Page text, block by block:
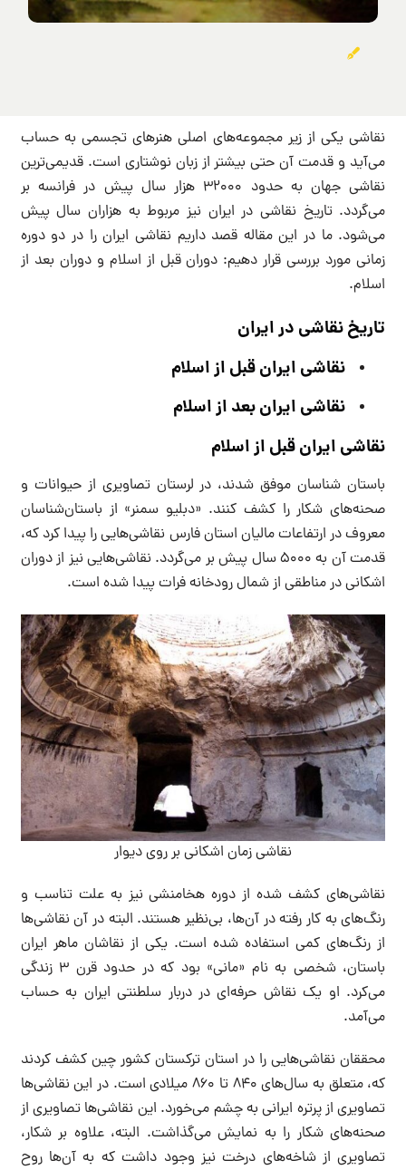
نقاشی یکی از زیر مجموعه‌های اصلی هنرهای تجسمی به حساب
می‌آید و قدمت آن حتی بیشتر از زبان نوشتاری است. قدیمی‌ترین
نقاشی‌ جهان به حدود ۳۲۰۰۰ هزار سال پیش در فرانسه بر
می‌گردد. تاریخ نقاشی در ایران نیز مربوط به هزاران سال پیش
می‌شود. ما در این مقاله قصد داریم نقاشی ایران را در دو دوره
زمانی مورد بررسی قرار دهیم: دوران قبل از اسلام و دوران بعد از
اسلام.
تاریخ نقاشی در ایران
نقاشی ایران قبل از اسلام
نقاشی ایران بعد از اسلام
نقاشی ایران قبل از اسلام
باستان شناسان موفق شدند، در لرستان تصاویری از حیوانات و
صحنه‌های شکار را کشف کنند. «دبلیو سمنر» از باستان‌شناسان
معروف در ارتفاعات مالیان استان فارس نقاشی‌هایی را پیدا کرد که،
قدمت آن به ۵۰۰۰ سال پیش بر می‌گردد. نقاشی‌هایی نیز از دوران
اشکانی در مناطقی از شمال رودخانه فرات پیدا شده است.
نقاشی زمان اشکانی بر روی دیوار
نقاشی‌های کشف شده از دوره هخامنشی نیز به علت تناسب و
رنگ‌های به کار رفته در آن‌ها، بی‌نظیر هستند. البته در آن نقاشی‌ها
از رنگ‌های کمی استفاده شده است. یکی از نقاشان ماهر ایران
باستان، شخصی به نام «مانی» بود که در حدود قرن ۳ زندگی
می‌کرد. او یک نقاش حرفه‌ای در دربار سلطنتی ایران به حساب
می‌آمد.
محققان نقاشی‌هایی را در استان ترکستان کشور چین کشف کردند
که، متعلق به سال‌های ۸۴۰ تا ۸۶۰ میلادی است. در این نقاشی‌ها
تصاویری از پرتره ایرانی به چشم می‌خورد. این نقاشی‌ها تصاویری از
صحنه‌های شکار را به نمایش می‌گذاشت. البته، علاوه بر شکار،
تصاویری از شاخه‌های درخت نیز وجود داشت که به آن‌ها روح